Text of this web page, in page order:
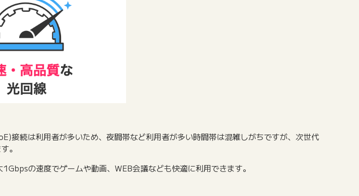
接続は利用者が多いため、夜間帯など利用者が多い時間帯は混雑しがちですが、次世代
。
の速度でゲームや動画、WEB会議なども快適に利用できます。